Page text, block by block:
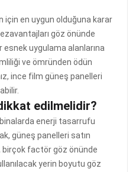
için en uygun olduğuna karar
göz önünde
esnek uygulama alanlarına
ve ömründen ödün
ince film güneş panelleri
edilmelidir?
enerji tasarrufu
güneş panelleri satın
birçok factör göz önünde
yerin boyutu göz